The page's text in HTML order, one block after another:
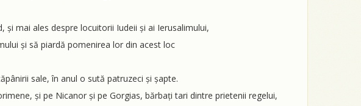
mai ales despre locuitorii Iudeii și ai Ierusalimului,
și să piardă pomenirea lor din acest loc
sale, în anul o sută patruzeci și șapte.
și pe Nicanor și pe Gorgias, bărbați tari dintre prietenii regelui,